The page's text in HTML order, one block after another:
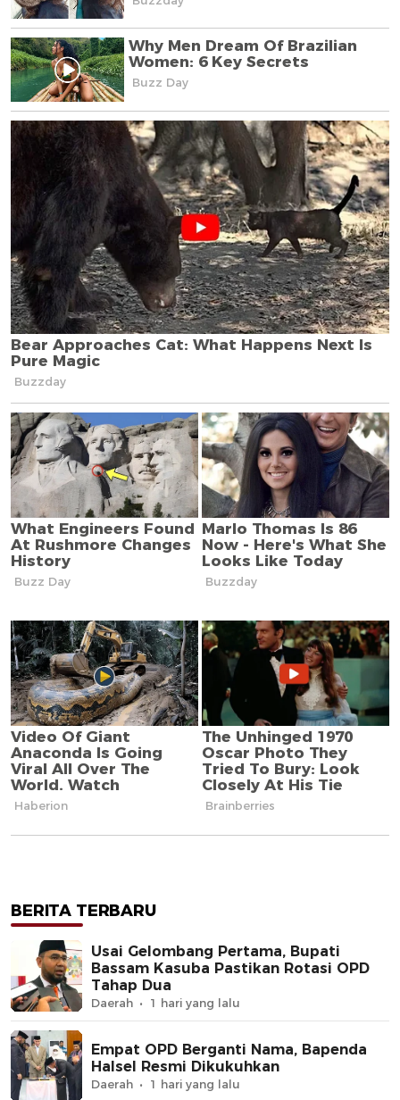
BERITA TERBARU
Usai Gelombang Pertama, Bupati
Bassam Kasuba Pastikan Rotasi OPD
Tahap Dua
Daerah 1 hari yang lalu
Empat OPD Berganti Nama, Bapenda
Halsel Resmi Dikukuhkan
Daerah 1 hari yang lalu